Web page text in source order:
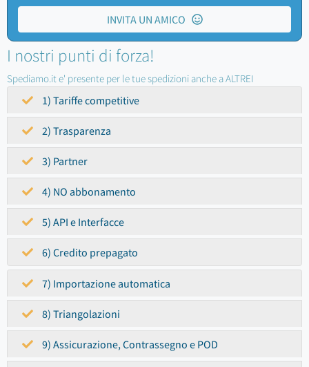
INVITA UN AMICO
I nostri punti di forza!
Spediamo.it e' presente per le tue spedizioni anche a ALTREI
1) Tariffe competitive
2) Trasparenza
3) Partner
4) NO abbonamento
5) API e Interfacce
6) Credito prepagato
7) Importazione automatica
8) Triangolazioni
9) Assicurazione, Contrassegno e POD